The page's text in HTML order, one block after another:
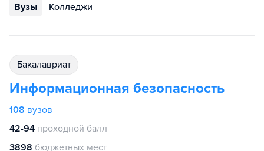
Вузы Колледжи
бакалавриат
Информационная безопасность
108 вузов
42-94 проходной балл
3898 бюджетных мест